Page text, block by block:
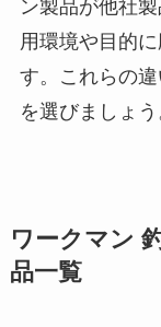
ン製品が他社
用環境や目的
す。これらの
を選びましょう
ワークマン
品一覧